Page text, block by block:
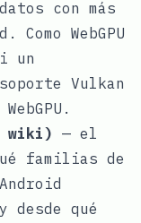
con más
WebGPU
un
Vulkan
wiki) — el
familias de
desde qué